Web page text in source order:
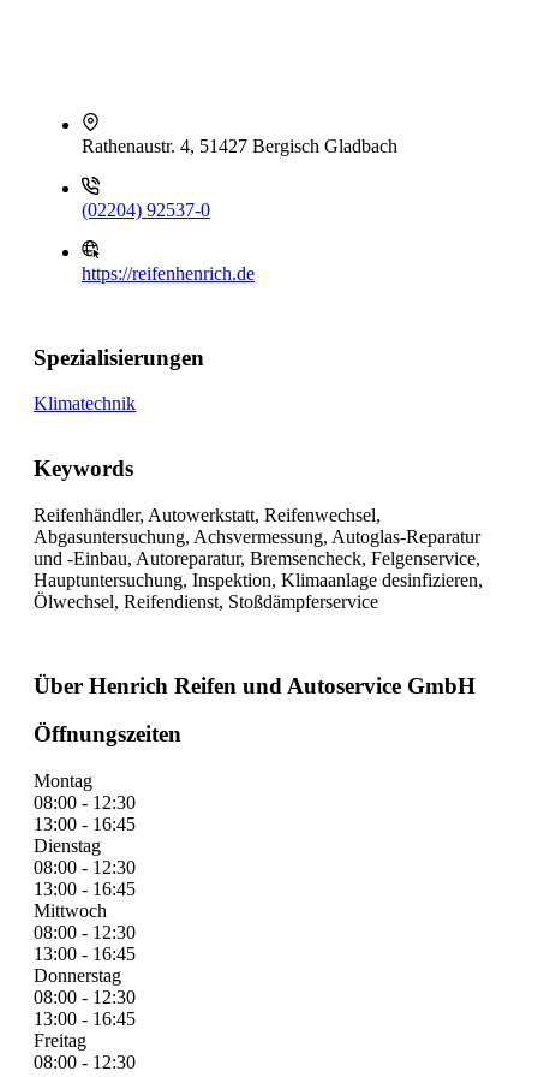
Rathenaustr. 4, 51427 Bergisch Gladbach
(02204) 92537-0
https://reifenhenrich.de
Spezialisierungen
Klimatechnik
Keywords
Reifenhändler, Autowerkstatt, Reifenwechsel,
Abgasuntersuchung, Achsvermessung, Autoglas-Reparatur
und -Einbau, Autoreparatur, Bremsencheck, Felgenservice,
Hauptuntersuchung, Inspektion, Klimaanlage desinfizieren,
Ölwechsel, Reifendienst, Stoßdämpferservice
Über Henrich Reifen und Autoservice GmbH
Öffnungszeiten
Montag
08:00 - 12:30
13:00 - 16:45
Dienstag
08:00 - 12:30
13:00 - 16:45
Mittwoch
08:00 - 12:30
13:00 - 16:45
Donnerstag
08:00 - 12:30
13:00 - 16:45
Freitag
08:00 - 12:30